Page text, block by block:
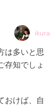
ikura
は多いと思
存知でしょ
おけば、自